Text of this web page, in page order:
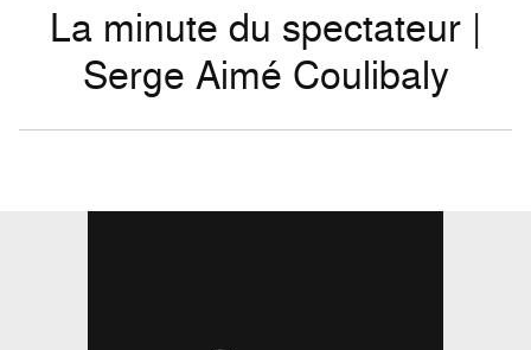
La minute du spectateur |
Serge Aimé Coulibaly